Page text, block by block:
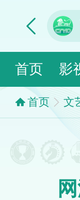
首页 影
首页 文